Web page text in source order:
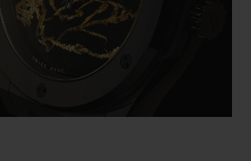
BIG BANG
PEACH CERAMIC